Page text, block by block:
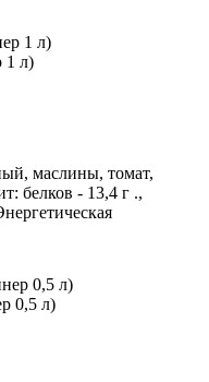
1 л)
маслины, томат,
белков - 13,4 г .,
0,5 л)